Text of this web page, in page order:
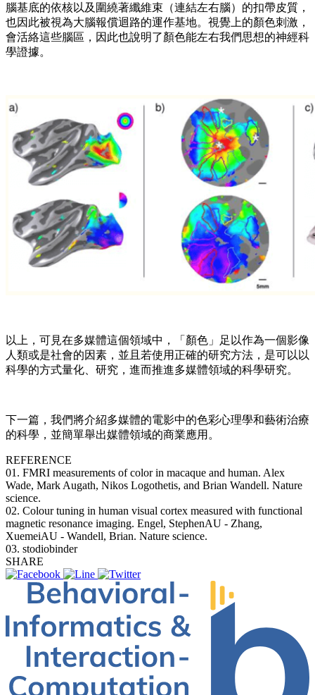
腦基底的依核以及圍繞著纖維束（連結左右腦）的扣帶皮質，
也因此被視為大腦報償迴路的運作基地。視覺上的顏色刺激，
會活絡這些腦區，因此也說明了顏色能左右我們思想的神經科
學證據。
以上，可見在多媒體這個領域中，「顏色」足以作為一個影像
人類或是社會的因素，並且若使用正確的研究方法，是可以以
科學的方式量化、研究，進而推進多媒體領域的科學研究。
下一篇，我們將介紹多媒體的電影中的色彩心理學和藝術治療
的科學，並簡單舉出媒體領域的商業應用。
REFERENCE
01. FMRI measurements of color in macaque and human. Alex
Wade, Mark Augath, Nikos Logothetis, and Brian Wandell. Nature
science.
02. Colour tuning in human visual cortex measured with functional
magnetic resonance imaging. Engel, StephenAU - Zhang,
XuemeiAU - Wandell, Brian. Nature science.
03. stodiobinder
SHARE